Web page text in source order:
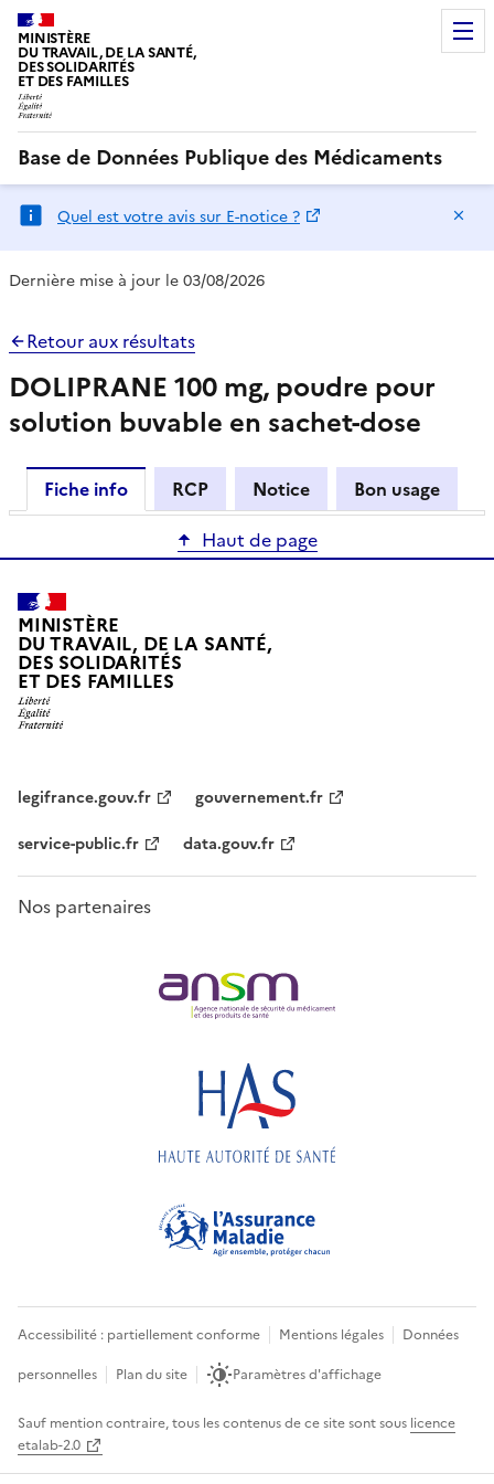
MINISTÈRE
DU TRAVAIL, DE LA SANTÉ,
DES SOLIDARITÉS
ET DES FAMILLES
Base de Données Publique des Médicaments
Quel est votre avis sur E-notice ?
Dernière mise à jour le 03/08/2026
Retour aux résultats
DOLIPRANE 100 mg, poudre pour
solution buvable en sachet-dose
Fiche info RCP Notice
Bon usage
Haut de page
MINISTÈRE
DU TRAVAIL, DE LA SANTÉ,
DES SOLIDARITÉS
ET DES FAMILLES
legifrance.gouv.fr
gouvernement.fr
service-public.fr
data.gouv.fr
Nos partenaires
Accessibilité : partiellement conforme Mentions légales
Données
personnelles
Plan du site Paramètres d'affichage
Sauf mention contraire, tous les contenus de ce site sont sous licence
etalab-2.0